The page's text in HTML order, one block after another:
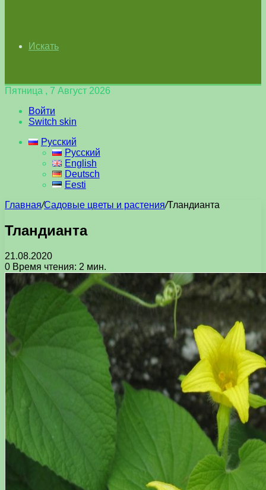
Искать
Пятница , 7 Август 2026
Войти
Switch skin
Русский
Русский
English
Deutsch
Eesti
Главная/Садовые цветы и растения/Тландианта
Тландианта
21.08.2020
0 Время чтения: 2 мин.